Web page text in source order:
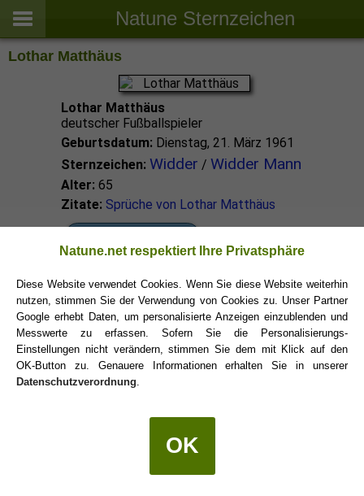
Natune Sternzeichen
Lothar Matthäus
Lothar Matthäus
deutscher Fußballspieler
Geburtsdatum: Dienstag, 21. März 1961
Sternzeichen: Widder / Widder Mann
Alter: 65
Zitate: Sprüche von Lothar Matthäus
Widder Sternzeichen
Natune.net respektiert Ihre Privatsphäre
Diese Website verwendet Cookies. Wenn Sie diese Website weiterhin
nutzen, stimmen Sie der Verwendung von Cookies zu. Unser Partner
Google erhebt Daten, um personalisierte Anzeigen einzublenden und
Messwerte zu erfassen. Sofern Sie die Personalisierungs-
Einstellungen nicht verändern, stimmen Sie dem mit Klick auf den
OK-Button zu. Genauere Informationen erhalten Sie in unserer
Datenschutzverordnung
OK